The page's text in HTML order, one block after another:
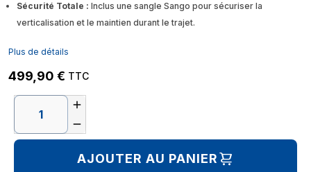
Sécurité Totale : Inclus une sangle Sango pour sécuriser la
verticalisation et le maintien durant le trajet.
Plus de détails
499,90 € TTC


AJOUTER AU PANIER